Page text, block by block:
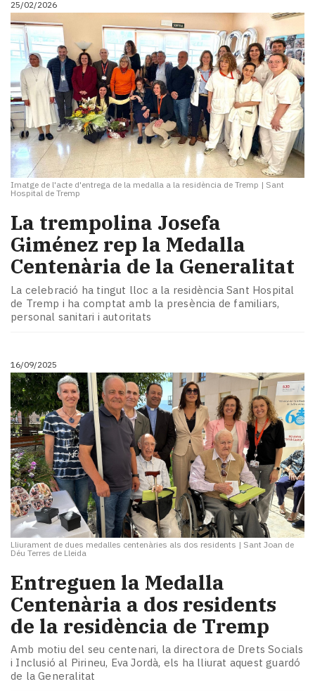
i
turisme
Cultura
Esports
Mai
tant!
TV
i
mitjans
El
temps
Reportatges
Enquestes
A
escena!
Dis
la
teva!
Subscriptors
del
Pallars
Contingut
patrocinat
Lo
més
llegit...
Editorial
25/02/2026
Imatge de l'acte d'entrega de la medalla a la residència de Tremp | Sant
Hospital de Tremp
La trempolina Josefa
Giménez rep la Medalla
Centenària de la Generalitat
La celebració ha tingut lloc a la residència Sant Hospital
de Tremp i ha comptat amb la presència de familiars,
personal sanitari i autoritats
16/09/2025
Lliurament de dues medalles centenàries als dos residents | Sant Joan de
Déu Terres de Lleida
Entreguen la Medalla
Centenària a dos residents
de la residència de Tremp
Amb motiu del seu centenari, la directora de Drets Socials
i Inclusió al Pirineu, Eva Jordà, els ha lliurat aquest guardó
de la Generalitat